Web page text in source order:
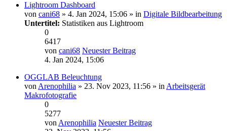
Lightroom Dashboard
von cani68 » 4. Jan 2024, 15:06 » in Digitale Bildbearbeitung
Untertitel: Statistiken aus Lightroom
0
6417
von cani68 Neuester Beitrag
4. Jan 2024, 15:06
OGGLAB Beleuchtung
von Arenophilia » 23. Nov 2023, 11:56 » in Arbeitsgerät
Makrofotografie
0
5277
von Arenophilia Neuester Beitrag